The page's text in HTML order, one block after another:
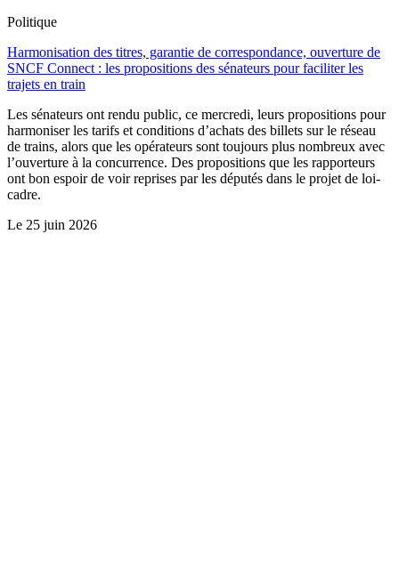
Politique
Harmonisation des titres, garantie de correspondance, ouverture de
SNCF Connect : les propositions des sénateurs pour faciliter les
trajets en train
Les sénateurs ont rendu public, ce mercredi, leurs propositions pour
harmoniser les tarifs et conditions d’achats des billets sur le réseau
de trains, alors que les opérateurs sont toujours plus nombreux avec
l’ouverture à la concurrence. Des propositions que les rapporteurs
ont bon espoir de voir reprises par les députés dans le projet de loi-
cadre.
Le 25 juin 2026